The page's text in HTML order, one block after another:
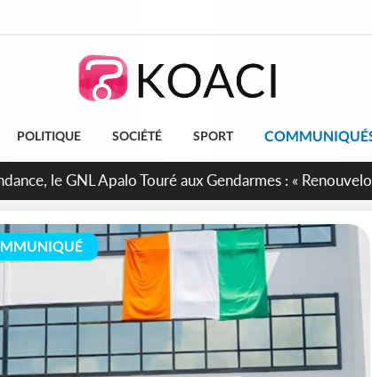
POLITIQUE SOCIÉTÉ SPORT
de réforme constitutionnelle en gestation, points clés